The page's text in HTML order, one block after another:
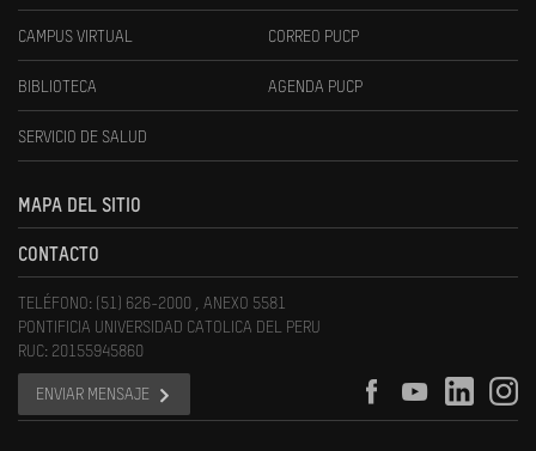
CAMPUS VIRTUAL CORREO PUCP
BIBLIOTECA AGENDA PUCP
SERVICIO DE SALUD
MAPA DEL SITIO
CONTACTO
TELÉFONO: (51) 626-2000 , ANEXO 5581
PONTIFICIA UNIVERSIDAD CATOLICA DEL PERU
RUC: 20155945860
ENVIAR MENSAJE